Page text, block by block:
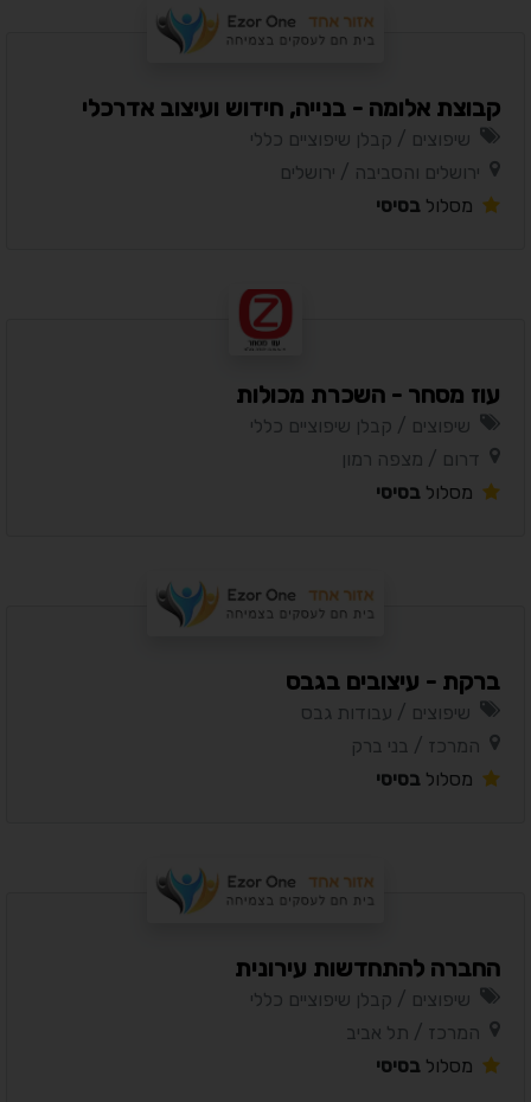
קבוצת אלומה - בנייה, חידוש ועיצוב אדרכלי
שיפוצים / קבלן שיפוציים כללי
ירושלים והסביבה / ירושלים
מסלול בסיסי
עוז מסחר - השכרת מכולות
שיפוצים / קבלן שיפוציים כללי
דרום / מצפה רמון
מסלול בסיסי
ברקת - עיצובים בגבס
שיפוצים / עבודות גבס
המרכז / בני ברק
מסלול בסיסי
החברה להתחדשות עירונית
שיפוצים / קבלן שיפוציים כללי
המרכז / תל אביב
מסלול בסיסי